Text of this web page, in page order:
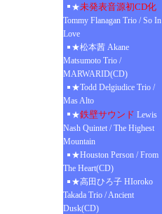
★未発表音源初CD化
Tommy Flanagan Trio / So In
Love
★松本茜 Akane
Matsumoto Trio /
MARWARID(CD)
★Todd Delgiudice Trio /
Mas Alto
★鉄壁サウンド Lewis
Nash Quintet / The Highest
Mountain
★Houston Person / From
The Heart(CD)
★高田ひろ子 HIoroko
Takada Trio / Ancient
Dusk(CD)